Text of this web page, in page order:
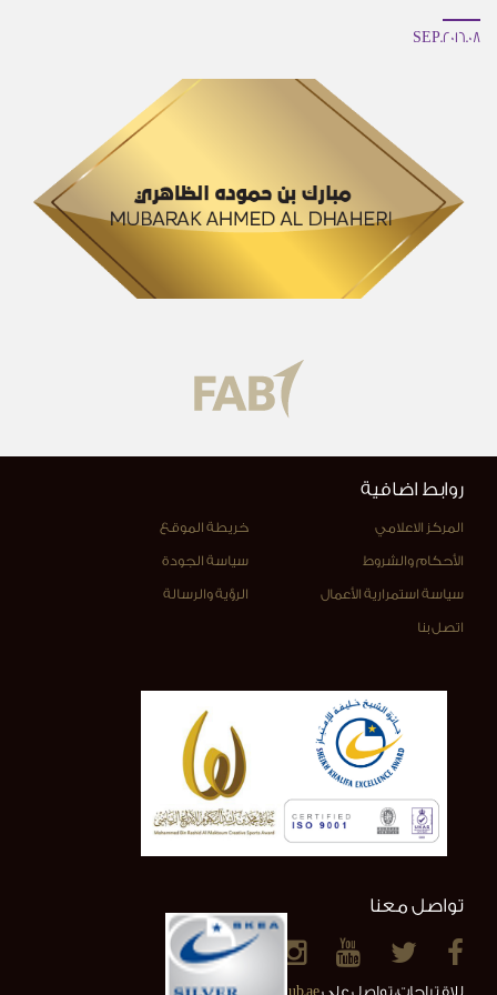
08.SEP.2016
روابط اضافية
المركز الاعلامي خريطة الموقع
الأحكام والشروط سياسة الجودة
سياسة استمرارية الأعمال الرؤية والرسالة
اتصل بنا
تواصل معنا
للاقتراحات، تواصل علىinfo@alainclub.ae